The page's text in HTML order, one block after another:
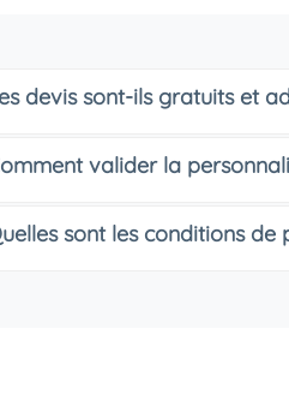
devis sont-ils gratuits et
valider la
sont les conditions de